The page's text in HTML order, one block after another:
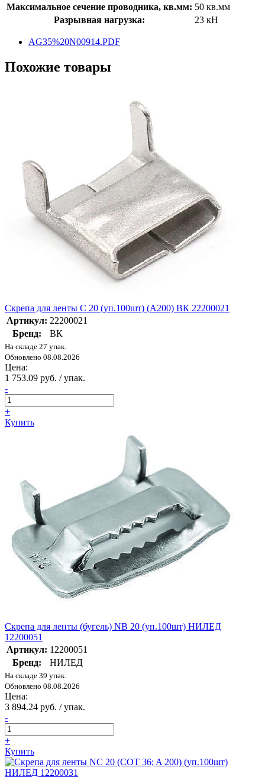
Максимальное сечение проводника, кв.мм: 50 кв.мм
Разрывная нагрузка:
23 кН
AG35%20N00914.PDF
Похожие товары
Скрепа для ленты C 20 (уп.100шт) (А200) ВК 22200021
Артикул: 22200021
Бренд:
ВК
На складе 27 упак.
Обновлено 08.08.2026
Цена:
1 753.09 руб. / упак.
-
+
Купить
Скрепа для ленты (бугель) NB 20 (уп.100шт) НИЛЕД
12200051
Артикул: 12200051
Бренд:
НИЛЕД
На складе 39 упак.
Обновлено 08.08.2026
Цена:
3 894.24 руб. / упак.
-
+
Купить